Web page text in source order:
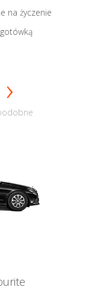
na życzenie